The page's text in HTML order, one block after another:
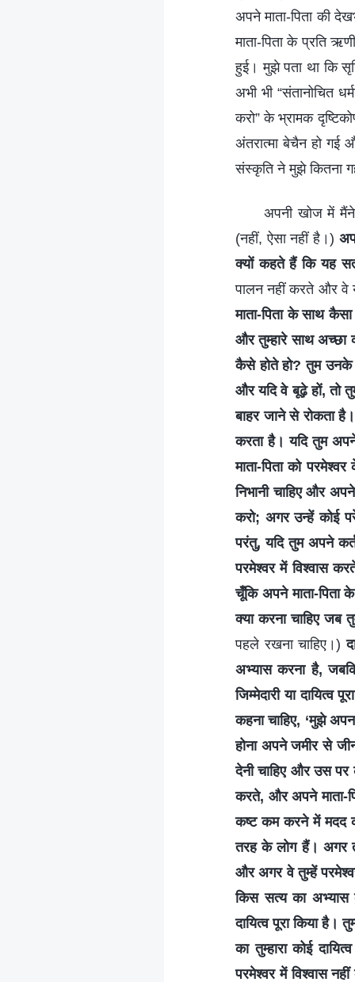
अपने माता-पिता की
माता-पिता के प्रति
हुई। मुझे पता था कि
अभी भी “संतानोचित
करो” के भ्रामक
अंतरात्मा बेचैन हो गई
संस्कृति ने मुझे कितना
अपनी खोज में
(नहीं, ऐसा नहीं है।)
क्यों कहते हैं कि यह
पालन नहीं करते और वे
माता-पिता के साथ
और तुम्हारे साथ अच्छा
कैसे होते हो? तुम उनके
और यदि वे बूढ़े हों, तो
बाहर जाने से रोकता
करता है। यदि तुम
माता-पिता को
निभानी चाहिए और
करो; अगर उन्हें कोई
परंतु, यदि तुम अपने
परमेश्वर में विश्वास
चूँकि अपने माता-पिता
क्या करना चाहिए जब
पहले रखना चाहिए।)
अभ्यास करना है,
जिम्मेदारी या
कहना चाहिए, ‘मुझे
होना अपने जमीर से
देनी चाहिए और उस पर
करते, और अपने माता-
कष्ट कम करने में मदद
तरह के लोग हैं। अगर
और अगर वे तुम्हें
किस सत्य का अभ्यास
दायित्व पूरा किया है।
का तुम्हारा कोई
परमेश्वर में विश्वास